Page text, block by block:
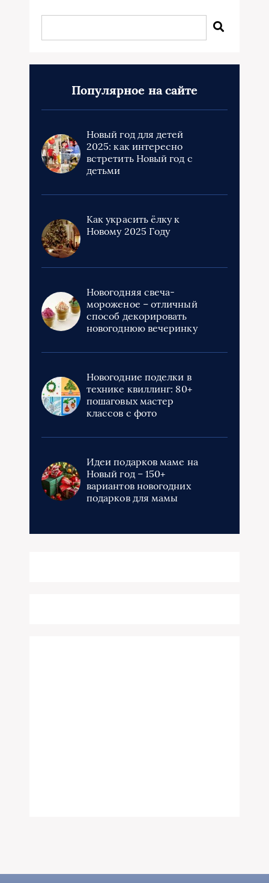
Популярное на сайте
Новый год для детей
2025: как интересно
встретить Новый год с
детьми
Как украсить ёлку к
Новому 2025 Году
Новогодняя свеча-
мороженое – отличный
способ декорировать
новогоднюю вечеринку
Новогодние поделки в
технике квиллинг: 80+
пошаговых мастер
классов с фото
Идеи подарков маме на
Новый год – 150+
вариантов новогодних
подарков для мамы